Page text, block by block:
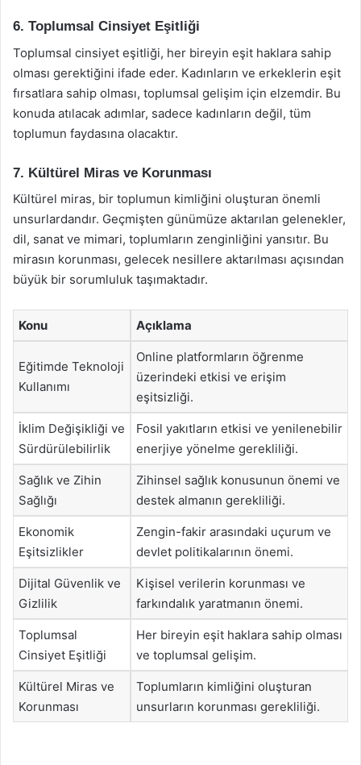
6. Toplumsal Cinsiyet Eşitliği
Toplumsal cinsiyet eşitliği, her bireyin eşit haklara sahip
olması gerektiğini ifade eder. Kadınların ve erkeklerin eşit
fırsatlara sahip olması, toplumsal gelişim için elzemdir. Bu
konuda atılacak adımlar, sadece kadınların değil, tüm
toplumun faydasına olacaktır.
7. Kültürel Miras ve Korunması
Kültürel miras, bir toplumun kimliğini oluşturan önemli
unsurlardandır. Geçmişten günümüze aktarılan gelenekler,
dil, sanat ve mimari, toplumların zenginliğini yansıtır. Bu
mirasın korunması, gelecek nesillere aktarılması açısından
büyük bir sorumluluk taşımaktadır.
Konu Açıklama
Eğitimde Teknoloji
Kullanımı
Online platformların öğrenme
üzerindeki etkisi ve erişim
eşitsizliği.
İklim Değişikliği ve
Sürdürülebilirlik
Fosil yakıtların etkisi ve yenilenebilir
enerjiye yönelme gerekliliği.
Sağlık ve Zihin
Sağlığı
Zihinsel sağlık konusunun önemi ve
destek almanın gerekliliği.
Ekonomik
Eşitsizlikler
Zengin-fakir arasındaki uçurum ve
devlet politikalarının önemi.
Dijital Güvenlik ve
Gizlilik
Kişisel verilerin korunması ve
farkındalık yaratmanın önemi.
Toplumsal
Cinsiyet Eşitliği
Her bireyin eşit haklara sahip olması
ve toplumsal gelişim.
Kültürel Miras ve
Korunması
Toplumların kimliğini oluşturan
unsurların korunması gerekliliği.